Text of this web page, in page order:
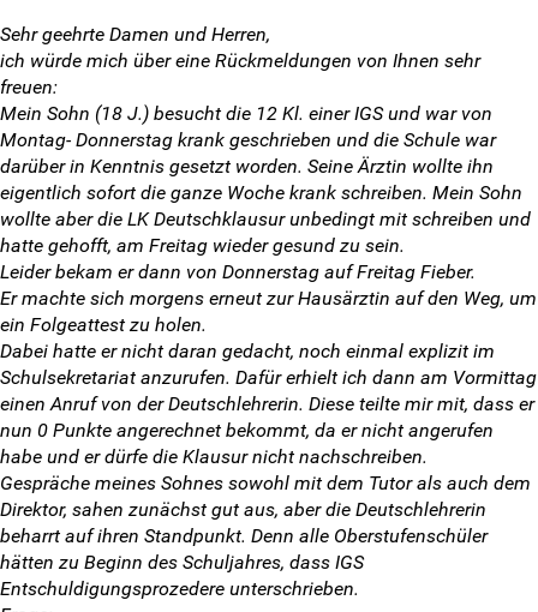
SV-Arbeit vor Ort
Du hast Recht(e)
Weitersurfen
Termine
Shop
Kontakt
Eure Fragen
Unsere Antworten
Kontaktformular
SV-Kontakt
Anmeldeformular
Sehr geehrte Damen und Herren,
ich würde mich über eine Rückmeldungen von Ihnen sehr
freuen:
Mein Sohn (18 J.) besucht die 12 Kl. einer IGS und war von
Montag- Donnerstag krank geschrieben und die Schule war
darüber in Kenntnis gesetzt worden. Seine Ärztin wollte ihn
eigentlich sofort die ganze Woche krank schreiben. Mein Sohn
wollte aber die LK Deutschklausur unbedingt mit schreiben und
hatte gehofft, am Freitag wieder gesund zu sein.
Leider bekam er dann von Donnerstag auf Freitag Fieber.
Er machte sich morgens erneut zur Hausärztin auf den Weg, um
ein Folgeattest zu holen.
Dabei hatte er nicht daran gedacht, noch einmal explizit im
Schulsekretariat anzurufen. Dafür erhielt ich dann am Vormittag
einen Anruf von der Deutschlehrerin. Diese teilte mir mit, dass er
nun 0 Punkte angerechnet bekommt, da er nicht angerufen
habe und er dürfe die Klausur nicht nachschreiben.
Gespräche meines Sohnes sowohl mit dem Tutor als auch dem
Direktor, sahen zunächst gut aus, aber die Deutschlehrerin
beharrt auf ihren Standpunkt. Denn alle Oberstufenschüler
hätten zu Beginn des Schuljahres, dass IGS
Entschuldigungsprozedere unterschrieben.